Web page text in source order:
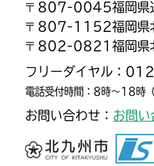
〒 807-0045福岡県
〒 807-1152福岡県
〒 802-0821 福岡県
フリーダイヤル：
電話受付時間：8時～18時（
お問い合わせ： お問い